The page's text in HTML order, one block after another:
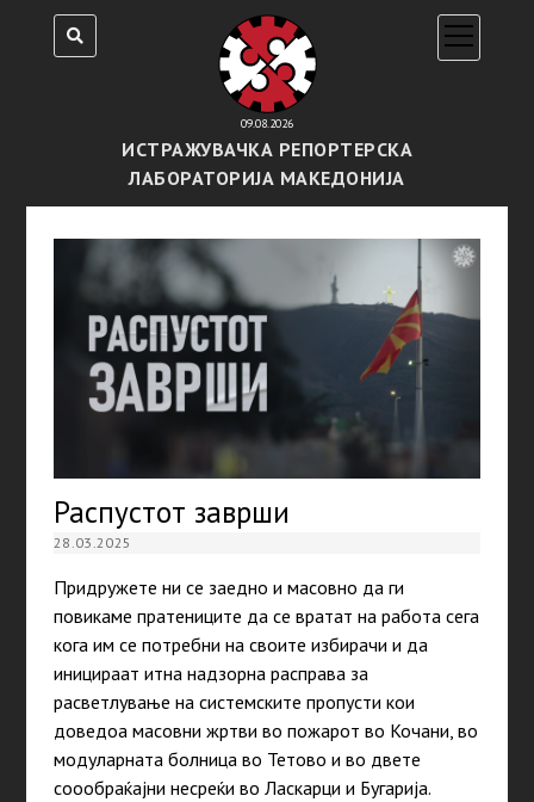
09.08.2026
ИСТРАЖУВАЧКА РЕПОРТЕРСКА
ЛАБОРАТОРИЈА МАКЕДОНИЈА
open
menu
Распустот заврши
28.03.2025
Придружете ни се заедно и масовно да ги
повикаме пратениците да се вратат на работа сега
кога им се потребни на своите избирачи и да
иницираат итна надзорна расправа за
расветлување на системските пропусти кои
доведоа масовни жртви во пожарот во Кочани, во
модуларната болница во Тетово и во двете
соообраќајни несреќи во Ласкарци и Бугарија.